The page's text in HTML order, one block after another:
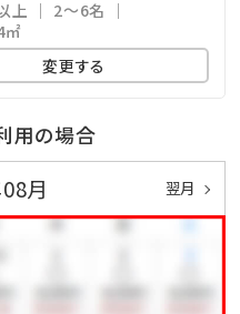
理スペースで安心して
時間でお楽しみいただけ
だけます。
送迎（要予約）
時、18時、19時
上
2～6名
変更する
用の場合
月 翌月